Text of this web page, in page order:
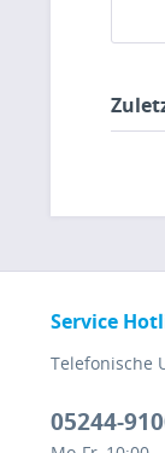
Service
Telefonische
05244-